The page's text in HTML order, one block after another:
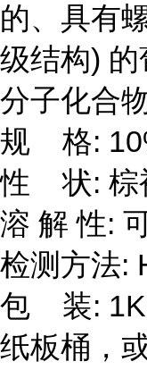
的、具有
级结构)
分子化合
规 格:
性 状: 棕
溶 解 性:
检测方法:
包 装:
纸板桶，